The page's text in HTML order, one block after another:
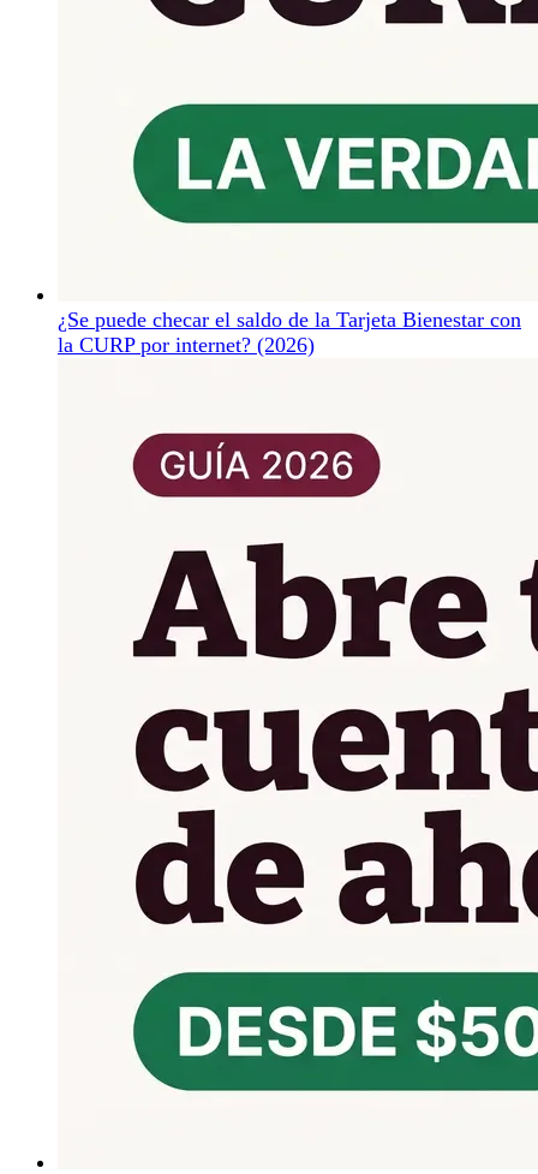
¿Se puede checar el saldo de la Tarjeta Bienestar con
la CURP por internet? (2026)